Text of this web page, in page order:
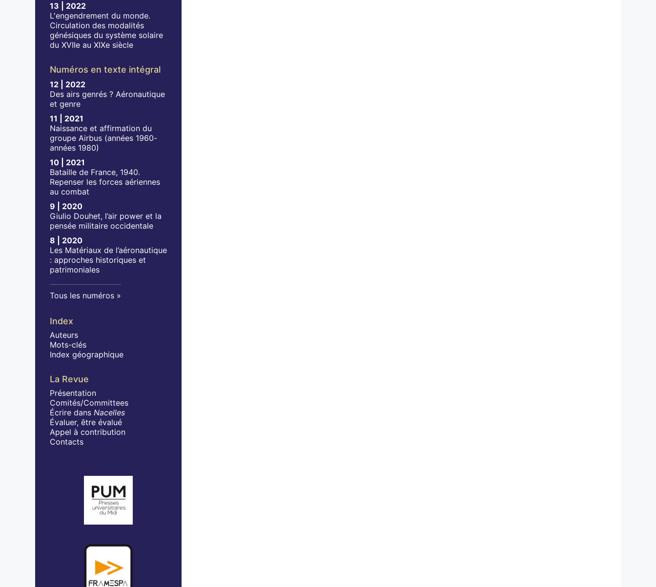
13 | 2022
L'engendrement du monde.
Circulation des modalités
génésiques du système solaire
du XVIIe au XIXe siècle
Numéros en texte intégral
12 | 2022
Des airs genrés ? Aéronautique
et genre
11 | 2021
Naissance et affirmation du
groupe Airbus (années 1960-
années 1980)
10 | 2021
Bataille de France, 1940.
Repenser les forces aériennes
au combat
9 | 2020
Giulio Douhet, l’air power et la
pensée militaire occidentale
8 | 2020
Les Matériaux de l’aéronautique
: approches historiques et
patrimoniales
Tous les numéros
Index
Auteurs
Mots-clés
Index géographique
La Revue
Présentation
Comités/Committees
Écrire dans Nacelles
Évaluer, être évalué
Appel à contribution
Contacts